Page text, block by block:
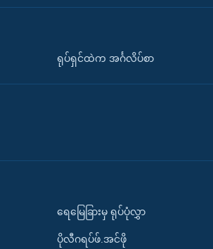
ရုပ်ရှင်ထဲက အင်္ဂလိပ်စာ
ရေမြေခြားမှ ရုပ်ပုံလွှာ
ပိုလီဂရပ်ဖ်.အင်ဖို